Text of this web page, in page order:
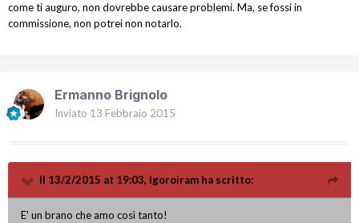
come ti auguro, non dovrebbe causare problemi. Ma, se fossi in
commissione, non potrei non notarlo.
Ermanno Brignolo
Inviato 13 Febbraio 2015
Il 13/2/2015 at 19:03, Igoroiram ha scritto:
E' un brano che amo così tanto!